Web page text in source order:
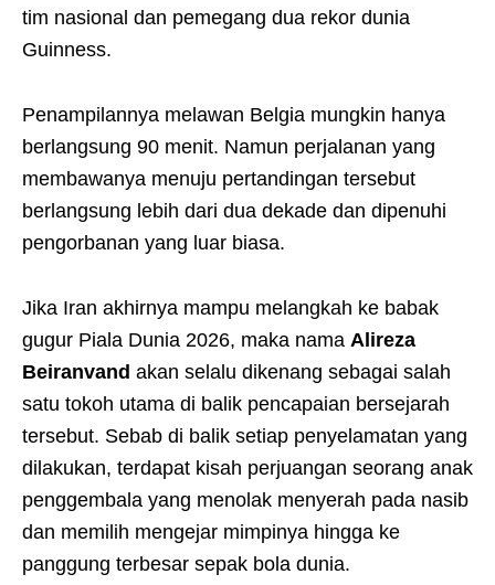
tim nasional dan pemegang dua rekor dunia
Guinness.
Penampilannya melawan Belgia mungkin hanya
berlangsung 90 menit. Namun perjalanan yang
membawanya menuju pertandingan tersebut
berlangsung lebih dari dua dekade dan dipenuhi
pengorbanan yang luar biasa.
Jika Iran akhirnya mampu melangkah ke babak
gugur Piala Dunia 2026, maka nama Alireza
Beiranvand akan selalu dikenang sebagai salah
satu tokoh utama di balik pencapaian bersejarah
tersebut. Sebab di balik setiap penyelamatan yang
dilakukan, terdapat kisah perjuangan seorang anak
penggembala yang menolak menyerah pada nasib
dan memilih mengejar mimpinya hingga ke
panggung terbesar sepak bola dunia.